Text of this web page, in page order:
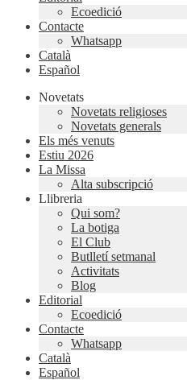
Ecoedició
Contacte
Whatsapp
Català
Español
Novetats
Novetats religioses
Novetats generals
Els més venuts
Estiu 2026
La Missa
Alta subscripció
Llibreria
Qui som?
La botiga
El Club
Butlletí setmanal
Activitats
Blog
Editorial
Ecoedició
Contacte
Whatsapp
Català
Español